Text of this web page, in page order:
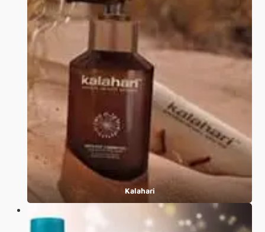
Kalahari